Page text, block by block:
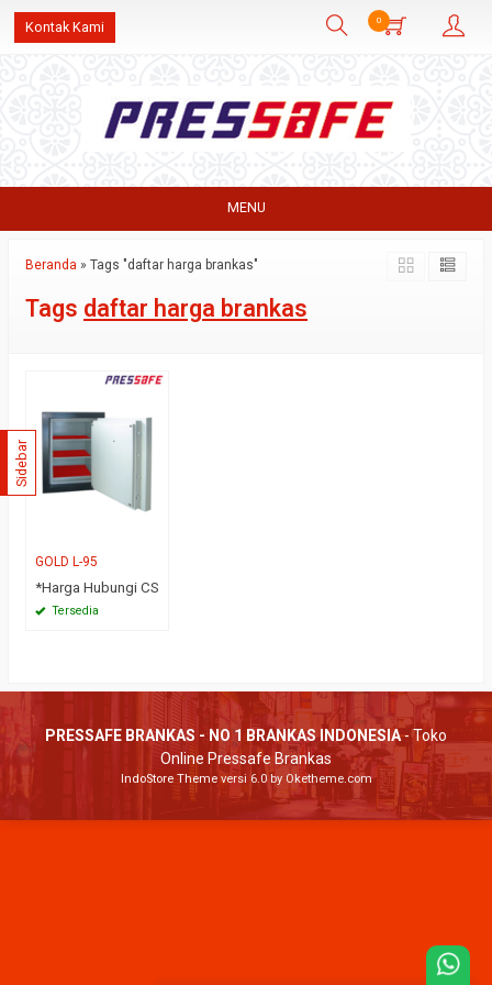
Kontak Kami 0
MENU
Beranda » Tags "daftar harga brankas"
Tags daftar harga brankas
GOLD L-95
*Harga Hubungi CS
Tersedia
Sidebar
PRESSAFE BRANKAS - NO 1 BRANKAS INDONESIA- Toko
Online Pressafe Brankas
IndoStore Themeversi 6.0 by Oketheme.com